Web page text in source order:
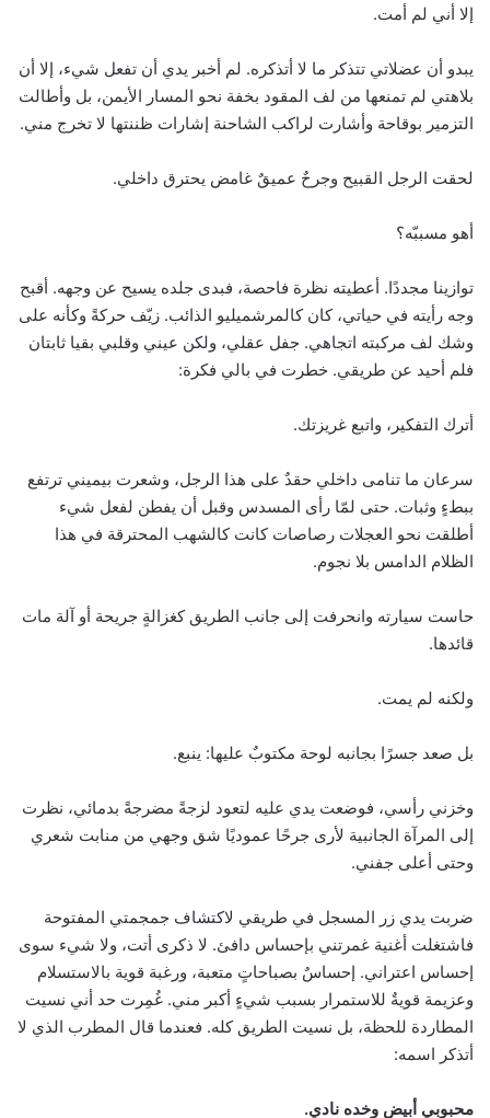
إلا أني لم أمت.
يبدو أن عضلاتي تتذكر ما لا أتذكره. لم أخبر يدي أن تفعل شيء، إلا أن
بلاهتي لم تمنعها من لف المقود بخفة نحو المسار الأيمن، بل وأطالت
التزمير بوقاحة وأشارت لراكب الشاحنة إشارات ظننتها لا تخرج مني.
لحقت الرجل القبيح وجرحٌ عميقٌ غامض يحترق داخلي.
أهو مسببّه؟
توازينا مجددًا. أعطيته نظرة فاحصة، فبدى جلده يسيح عن وجهه. أقبح
وجه رأيته في حياتي، كان كالمرشميليو الذائب. زيّف حركةً وكأنه على
وشك لف مركبته اتجاهي. جفل عقلي، ولكن عيني وقلبي بقيا ثابتان
فلم أحيد عن طريقي. خطرت في بالي فكرة:
أترك التفكير، واتبع غريزتك.
سرعان ما تنامى داخلي حقدٌ على هذا الرجل، وشعرت بيميني ترتفع
ببطءٍ وثبات. حتى لمّا رأى المسدس وقبل أن يفطن لفعل شيء
أطلقت نحو العجلات رصاصات كانت كالشهب المحترقة في هذا
الظلام الدامس بلا نجوم.
حاست سيارته وانحرفت إلى جانب الطريق كغزالةٍ جريحة أو آلة مات
قائدها.
ولكنه لم يمت.
بل صعد جسرًا بجانبه لوحة مكتوبٌ عليها: ينبع.
وخزني رأسي، فوضعت يدي عليه لتعود لزجةً مضرجةً بدمائي، نظرت
إلى المرآة الجانبية لأرى جرحًا عموديًا شق وجهي من منابت شعري
وحتى أعلى جفني.
ضربت يدي زر المسجل في طريقي لاكتشاف جمجمتي المفتوحة
فاشتغلت أغنية غمرتني بإحساس دافئ. لا ذكرى أتت، ولا شيء سوى
إحساس اعتراني. إحساسٌ بصباحاتٍ متعبة، ورغبة قوية بالاستسلام
وعزيمة قويةٌ للاستمرار بسبب شيءٍ أكبر مني. غُمِرت حد أني نسيت
المطاردة للحظة، بل نسيت الطريق كله. فعندما قال المطرب الذي لا
أتذكر اسمه:
محبوبي أبيض وخده نادي.